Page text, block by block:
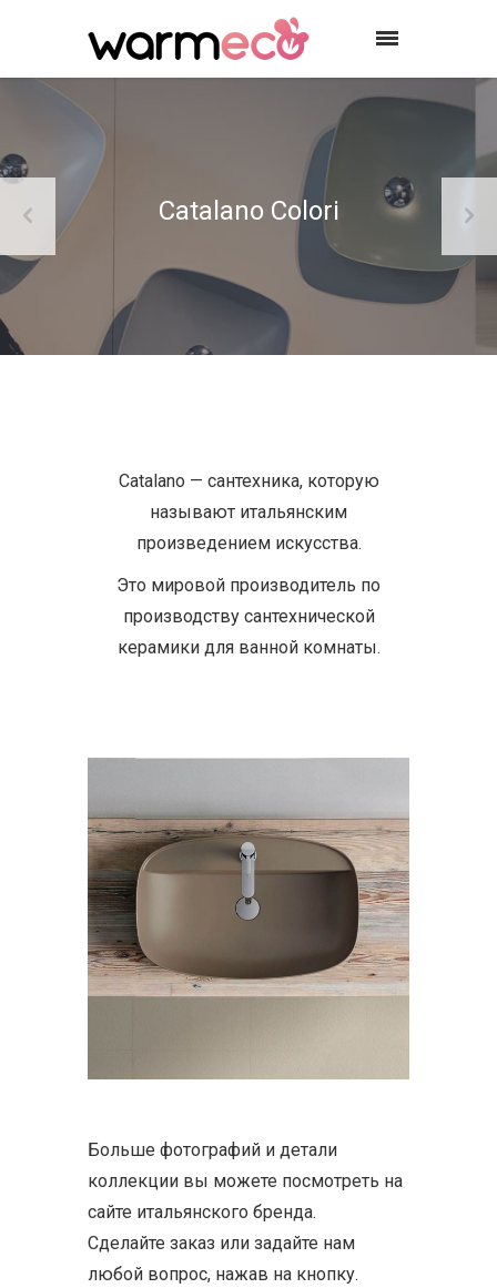
Catalano Colori
Catalano — сантехника, которую
называют итальянским
произведением искусства.
Это мировой производитель по
производству сантехнической
керамики для ванной комнаты.
Больше фотографий и детали
коллекции вы можете посмотреть на
сайте итальянского бренда.
Cделайте заказ или задайте нам
любой вопрос, нажав на кнопку.